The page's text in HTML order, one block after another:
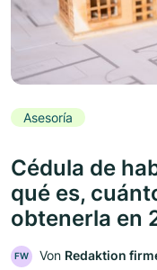
Asesoría
Cédula de
qué es,
obtenerla en
FW Von Redaktion